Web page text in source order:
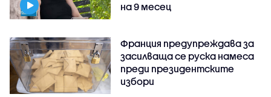
на 9 месец
Франция предупреждава за
засилваща се руска намеса
преди президентските
избори